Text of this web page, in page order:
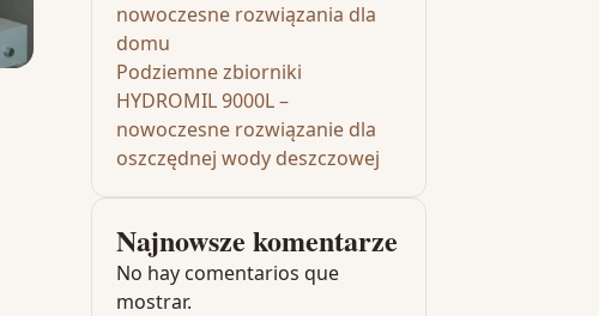
nowoczesne rozwiązania dla
domu
Podziemne zbiorniki
HYDROMIL 9000L –
nowoczesne rozwiązanie dla
oszczędnej wody deszczowej
Najnowsze komentarze
No hay comentarios que
mostrar.